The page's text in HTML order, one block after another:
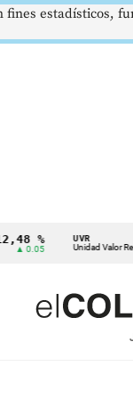
UVR
Unidad Valor Real
estadísticos,